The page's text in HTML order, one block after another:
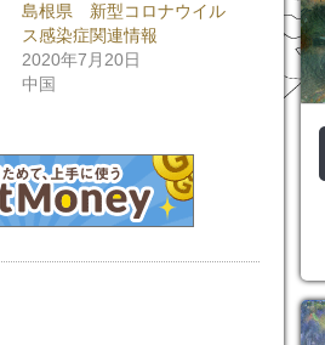
島根県 新型コロナウイル
ス感染症関連情報
2020年7月20日
中国